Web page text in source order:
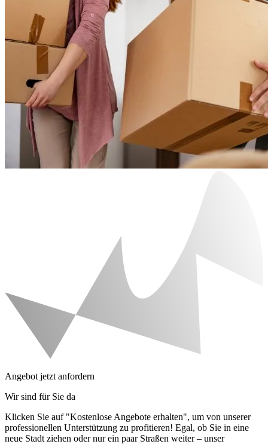
Angebot jetzt anfordern
Wir sind für Sie da
Klicken Sie auf "Kostenlose Angebote erhalten", um von unserer
professionellen Unterstützung zu profitieren! Egal, ob Sie in eine
neue Stadt ziehen oder nur ein paar Straßen weiter – unser